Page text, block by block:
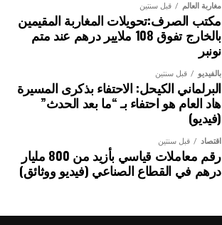
مغاربة العالم قبل سنتين
مكتب الصرف:تحويلات المغاربة المقيمين
بالخارج تفوق 108 ملايير درهم عند متم
نونبر
بالفيديو قبل سنتين
البرلماني الكيحل: الاحتفاء بذكرى المسيرة
هاد العام هو احتفاء بـ “ما بعد الحدث”
(فيديو)
اقتصاد قبل سنتين
رقم معاملات قياسي بأزيد من 800 مليار
درهم في القطاع الصناعي (فيديو ووثائق)